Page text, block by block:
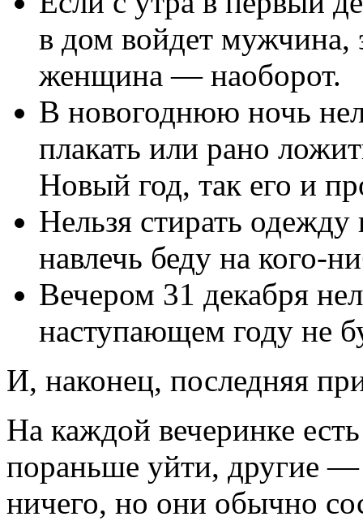
в дом войдет мужчина,
женщина — наоборот.
В новогоднюю ночь
плакать или рано
Новый год, так его и
Нельзя стирать
навлечь беду на кого-
Вечером 31 декабря
наступающем году не
И, наконец, последняя
На каждой вечеринке
пораньше уйти, другие
ничего, но они обычно